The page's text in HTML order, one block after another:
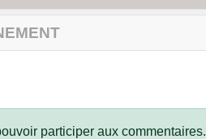
participer aux commentaires.